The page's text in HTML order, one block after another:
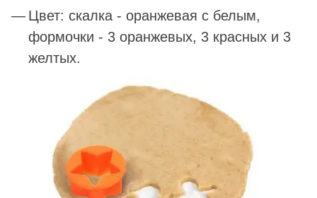
Цвет: скалка - оранжевая с белым,
формочки - 3 оранжевых, 3 красных и 3
желтых.